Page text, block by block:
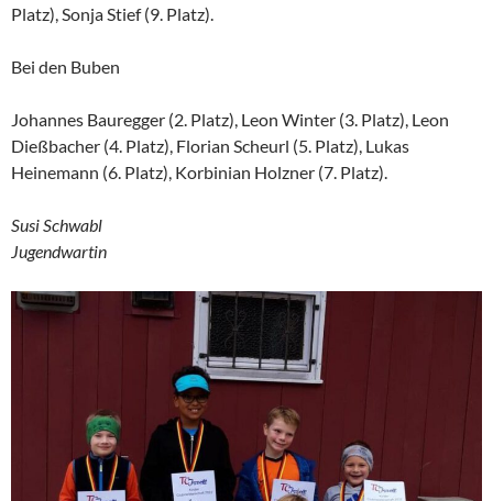
Platz), Sonja Stief (9. Platz).
Bei den Buben
Johannes Bauregger (2. Platz), Leon Winter (3. Platz), Leon
Dießbacher (4. Platz), Florian Scheurl (5. Platz), Lukas
Heinemann (6. Platz), Korbinian Holzner (7. Platz).
Susi Schwabl
Jugendwartin